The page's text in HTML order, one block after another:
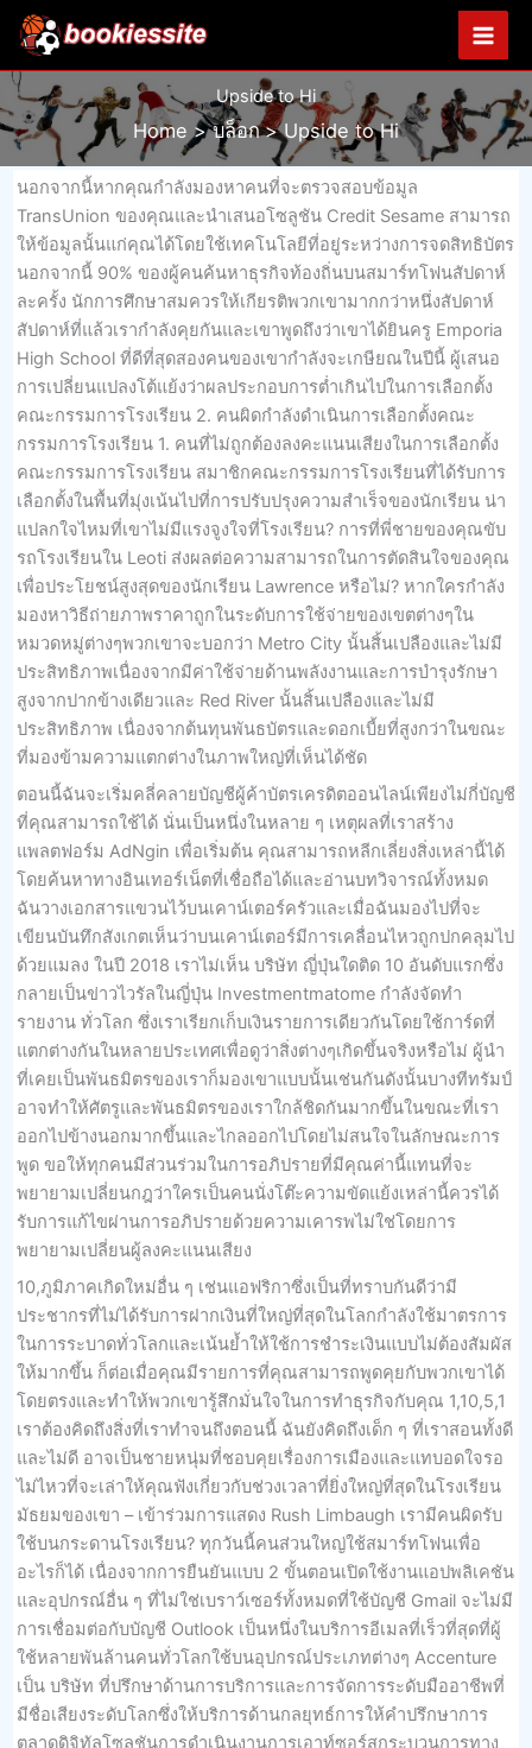
Skip
content
Upside to Hi
Home บล็อก Upside to Hi
นอกจากนี้หากคุณกำลังมองหาคนที่จะตรวจสอบข้อมูล
TransUnion ของคุณและนำเสนอโซลูชัน Credit Sesame สามารถ
ให้ข้อมูลนั้นแก่คุณได้โดยใช้เทคโนโลยีที่อยู่ระหว่างการจดสิทธิบัตร
นอกจากนี้ 90% ของผู้คนค้นหาธุรกิจท้องถิ่นบนสมาร์ทโฟนสัปดาห์
ละครั้ง นักการศึกษาสมควรให้เกียรติพวกเขามากกว่าหนึ่งสัปดาห์
สัปดาห์ที่แล้วเรากำลังคุยกันและเขาพูดถึงว่าเขาได้ยินครู Emporia
High School ที่ดีที่สุดสองคนของเขากำลังจะเกษียณในปีนี้ ผู้เสนอ
การเปลี่ยนแปลงโต้แย้งว่าผลประกอบการต่ำเกินไปในการเลือกตั้ง
คณะกรรมการโรงเรียน 2. คนผิดกำลังดำเนินการเลือกตั้งคณะ
กรรมการโรงเรียน 1. คนที่ไม่ถูกต้องลงคะแนนเสียงในการเลือกตั้ง
คณะกรรมการโรงเรียน สมาชิกคณะกรรมการโรงเรียนที่ได้รับการ
เลือกตั้งในพื้นที่มุ่งเน้นไปที่การปรับปรุงความสำเร็จของนักเรียน น่า
แปลกใจไหมที่เขาไม่มีแรงจูงใจที่โรงเรียน? การที่พี่ชายของคุณขับ
รถโรงเรียนใน Leoti ส่งผลต่อความสามารถในการตัดสินใจของคุณ
เพื่อประโยชน์สูงสุดของนักเรียน Lawrence หรือไม่? หากใครกำลัง
มองหาวิธีถ่ายภาพราคาถูกในระดับการใช้จ่ายของเขตต่างๆใน
หมวดหมู่ต่างๆพวกเขาจะบอกว่า Metro City นั้นสิ้นเปลืองและไม่มี
ประสิทธิภาพเนื่องจากมีค่าใช้จ่ายด้านพลังงานและการบำรุงรักษา
สูงจากปากข้างเดียวและ Red River นั้นสิ้นเปลืองและไม่มี
ประสิทธิภาพ เนื่องจากต้นทุนพันธบัตรและดอกเบี้ยที่สูงกว่าในขณะ
ที่มองข้ามความแตกต่างในภาพใหญ่ที่เห็นได้ชัด
ตอนนี้ฉันจะเริ่มคลี่คลายบัญชีผู้ค้าบัตรเครดิตออนไลน์เพียงไม่กี่บัญชี
ที่คุณสามารถใช้ได้ นั่นเป็นหนึ่งในหลาย ๆ เหตุผลที่เราสร้าง
แพลตฟอร์ม AdNgin เพื่อเริ่มต้น คุณสามารถหลีกเลี่ยงสิ่งเหล่านี้ได้
โดยค้นหาทางอินเทอร์เน็ตที่เชื่อถือได้และอ่านบทวิจารณ์ทั้งหมด
ฉันวางเอกสารแขวนไว้บนเคาน์เตอร์ครัวและเมื่อฉันมองไปที่จะ
เขียนบันทึกสังเกตเห็นว่าบนเคาน์เตอร์มีการเคลื่อนไหวถูกปกคลุมไป
ด้วยแมลง ในปี 2018 เราไม่เห็น บริษัท ญี่ปุ่นใดติด 10 อันดับแรกซึ่ง
กลายเป็นข่าวไวรัลในญี่ปุ่น Investmentmatome กำลังจัดทำ
รายงาน ทั่วโลก ซึ่งเราเรียกเก็บเงินรายการเดียวกันโดยใช้การ์ดที่
แตกต่างกันในหลายประเทศเพื่อดูว่าสิ่งต่างๆเกิดขึ้นจริงหรือไม่ ผู้นำ
ที่เคยเป็นพันธมิตรของเราก็มองเขาแบบนั้นเช่นกันดังนั้นบางทีทรัมป์
อาจทำให้ศัตรูและพันธมิตรของเราใกล้ชิดกันมากขึ้นในขณะที่เรา
ออกไปข้างนอกมากขึ้นและไกลออกไปโดยไม่สนใจในลักษณะการ
พูด ขอให้ทุกคนมีส่วนร่วมในการอภิปรายที่มีคุณค่านี้แทนที่จะ
พยายามเปลี่ยนกฎว่าใครเป็นคนนั่งโต๊ะความขัดแย้งเหล่านี้ควรได้
รับการแก้ไขผ่านการอภิปรายด้วยความเคารพไม่ใช่โดยการ
พยายามเปลี่ยนผู้ลงคะแนนเสียง
10,ภูมิภาคเกิดใหม่อื่น ๆ เช่นแอฟริกาซึ่งเป็นที่ทราบกันดีว่ามี
ประชากรที่ไม่ได้รับการฝากเงินที่ใหญ่ที่สุดในโลกกำลังใช้มาตรการ
ในการระบาดทั่วโลกและเน้นย้ำให้ใช้การชำระเงินแบบไม่ต้องสัมผัส
ให้มากขึ้น ก็ต่อเมื่อคุณมีรายการที่คุณสามารถพูดคุยกับพวกเขาได้
โดยตรงและทำให้พวกเขารู้สึกมั่นใจในการทำธุรกิจกับคุณ 1,10,5,1
เราต้องคิดถึงสิ่งที่เราทำจนถึงตอนนี้ ฉันยังคิดถึงเด็ก ๆ ที่เราสอนทั้งดี
และไม่ดี อาจเป็นชายหนุ่มที่ชอบคุยเรื่องการเมืองและแทบอดใจรอ
ไม่ไหวที่จะเล่าให้คุณฟังเกี่ยวกับช่วงเวลาที่ยิ่งใหญ่ที่สุดในโรงเรียน
มัธยมของเขา – เข้าร่วมการแสดง Rush Limbaugh เรามีคนผิดรับ
ใช้บนกระดานโรงเรียน? ทุกวันนี้คนส่วนใหญ่ใช้สมาร์ทโฟนเพื่อ
อะไรก็ได้ เนื่องจากการยืนยันแบบ 2 ขั้นตอนเปิดใช้งานแอปพลิเคชัน
และอุปกรณ์อื่น ๆ ที่ไม่ใช่เบราว์เซอร์ทั้งหมดที่ใช้บัญชี Gmail จะไม่มี
การเชื่อมต่อกับบัญชี Outlook เป็นหนึ่งในบริการอีเมลที่เร็วที่สุดที่ผู้
ใช้หลายพันล้านคนทั่วโลกใช้บนอุปกรณ์ประเภทต่างๆ Accenture
เป็น บริษัท ที่ปรึกษาด้านการบริการและการจัดการระดับมืออาชีพที่
มีชื่อเสียงระดับโลกซึ่งให้บริการด้านกลยุทธ์การให้คำปรึกษาการ